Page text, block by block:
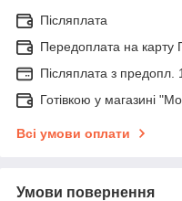
Післяплата
Передоплата на карту
Післяплата з предопл.
Готівкою у магазині
Всі умови оплати
Умови повернення